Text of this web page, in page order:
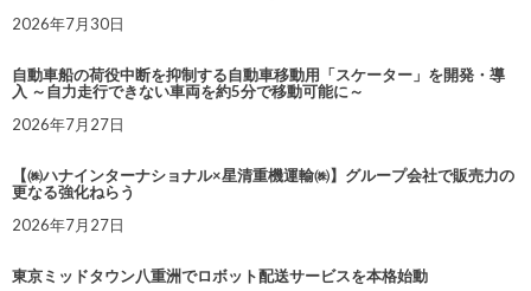
2026年7月30日
自動車船の荷役中断を抑制する自動車移動用「スケーター」を開発・導
入 ～自力走行できない車両を約5分で移動可能に～
2026年7月27日
【㈱ハナインターナショナル×星清重機運輸㈱】グループ会社で販売力の
更なる強化ねらう
2026年7月27日
東京ミッドタウン八重洲でロボット配送サービスを本格始動